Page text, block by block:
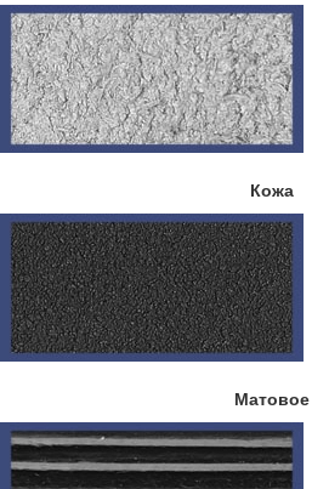
Кожа
Матовое